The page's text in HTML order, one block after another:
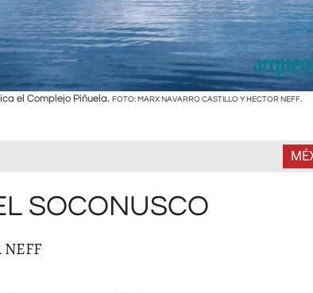
el Complejo Piñuela. FOTO: MARX NAVARRO CASTILLO Y HECTOR NEFF.
SOCONUSCO
NEFF